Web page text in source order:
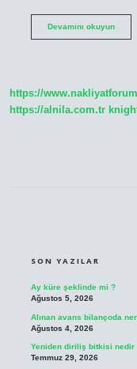
Devamını okuyun
https://
https://alnila.com.tr
SON YAZILAR
Ay küre şeklinde mi ?
Ağustos 5, 2026
Alınan avans bilançoda
Ağustos 4, 2026
Yeniden diriliş bitkisi nedir
Temmuz 29, 2026